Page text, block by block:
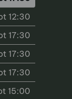
12:30
17:30
17:30
17:30
15:00